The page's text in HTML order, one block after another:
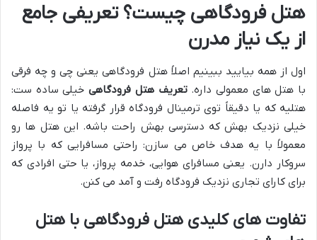
هتل فرودگاهی چیست؟ تعریفی جامع
از یک نیاز مدرن
اول از همه بیایید ببینیم اصلاً هتل فرودگاهی یعنی چی و چه فرقی
با هتل های معمولی داره.تعریف هتل فرودگاهیخیلی ساده ست:
هتلیه که یا دقیقاً توی ترمینال فرودگاه قرار گرفته یا تو یه فاصله
خیلی نزدیک بهش که دسترسی بهش راحت باشه. این هتل ها رو
معمولاً با یه هدف خاص می سازن: راحتی مسافرایی که با پرواز
سروکار دارن. یعنی مسافرای هوایی، خدمه پرواز، یا حتی افرادی که
برای کارای تجاری نزدیک فرودگاه رفت و آمد می کنن.
تفاوت های کلیدی هتل فرودگاهی با هتل